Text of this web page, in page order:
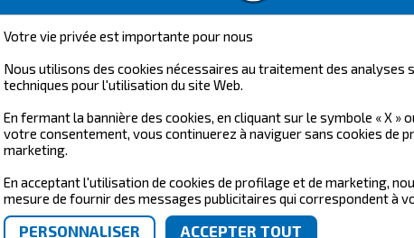
Votre vie privée est importante pour nous
Nous utilisons des cookies nécessaires au traitement des analyses
techniques pour l'utilisation du site Web.
En fermant la bannière des cookies, en cliquant sur le symbole « X »
votre consentement, vous continuerez à naviguer sans cookies de
marketing.
En acceptant l'utilisation de cookies de profilage et de marketing,
mesure de fournir des messages publicitaires qui correspondent à
NOT FOUND